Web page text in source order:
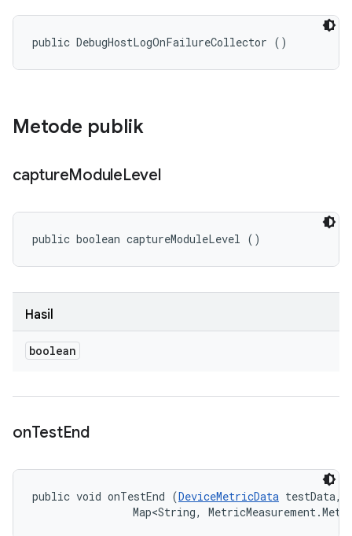
public DebugHostLogOnFailureCollector ()
Metode publik
captureModuleLevel
public boolean captureModuleLevel ()
Hasil
boolean
onTestEnd
public void onTestEnd (DeviceMetricData testData,
Map<String,